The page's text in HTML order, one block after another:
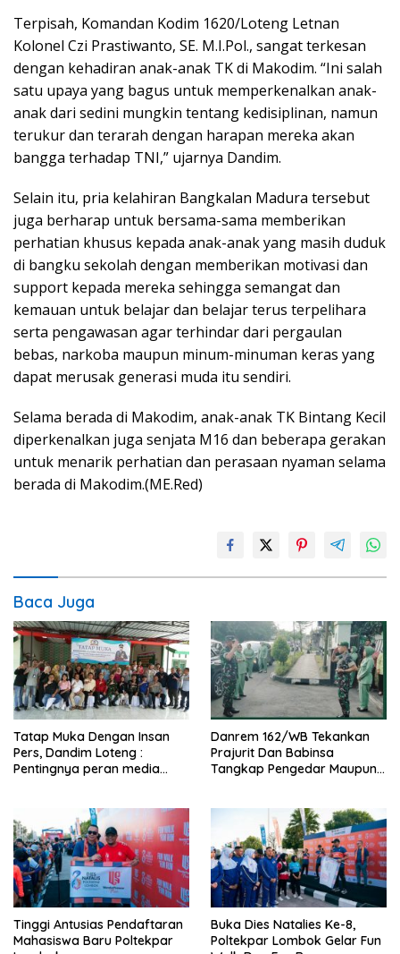
Terpisah, Komandan Kodim 1620/Loteng Letnan
Kolonel Czi Prastiwanto, SE. M.I.Pol., sangat terkesan
dengan kehadiran anak-anak TK di Makodim. “Ini salah
satu upaya yang bagus untuk memperkenalkan anak-
anak dari sedini mungkin tentang kedisiplinan, namun
terukur dan terarah dengan harapan mereka akan
bangga terhadap TNI,” ujarnya Dandim.
Selain itu, pria kelahiran Bangkalan Madura tersebut
juga berharap untuk bersama-sama memberikan
perhatian khusus kepada anak-anak yang masih duduk
di bangku sekolah dengan memberikan motivasi dan
support kepada mereka sehingga semangat dan
kemauan untuk belajar dan belajar terus terpelihara
serta pengawasan agar terhindar dari pergaulan
bebas, narkoba maupun minum-minuman keras yang
dapat merusak generasi muda itu sendiri.
Selama berada di Makodim, anak-anak TK Bintang Kecil
diperkenalkan juga senjata M16 dan beberapa gerakan
untuk menarik perhatian dan perasaan nyaman selama
berada di Makodim.(ME.Red)
Baca Juga
Tatap Muka Dengan Insan
Pers, Dandim Loteng :
Pentingnya peran media
obyektif
Danrem 162/WB Tekankan
Prajurit Dan Babinsa
Tangkap Pengedar Maupun
Tinggi Antusias Pendaftaran
Mahasiswa Baru Poltekpar
Buka Dies Natalies Ke-8,
Poltekpar Lombok Gelar Fun